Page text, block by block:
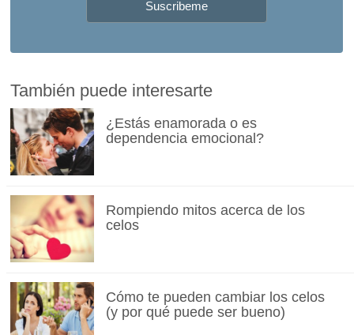
También puede interesarte
¿Estás enamorada o es
dependencia emocional?
Rompiendo mitos acerca de los
celos
Cómo te pueden cambiar los celos
(y por qué puede ser bueno)